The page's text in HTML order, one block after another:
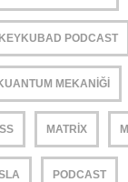
KEYKUBAD PODCAST
MEKANIĞI
MATRIX
PODCAST